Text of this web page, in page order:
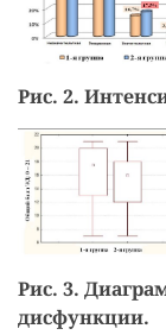
Рис. 2.
Рис. 3.
дисфункции.